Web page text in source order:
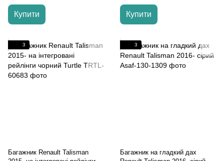
Купити Купити
3
Багажник Renault Talisman
3
Багажник на гладкий дах